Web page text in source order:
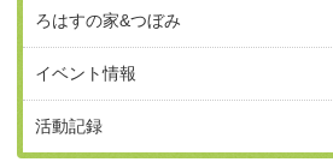
ろはすの家&つぼみ
イベント情報
活動記録